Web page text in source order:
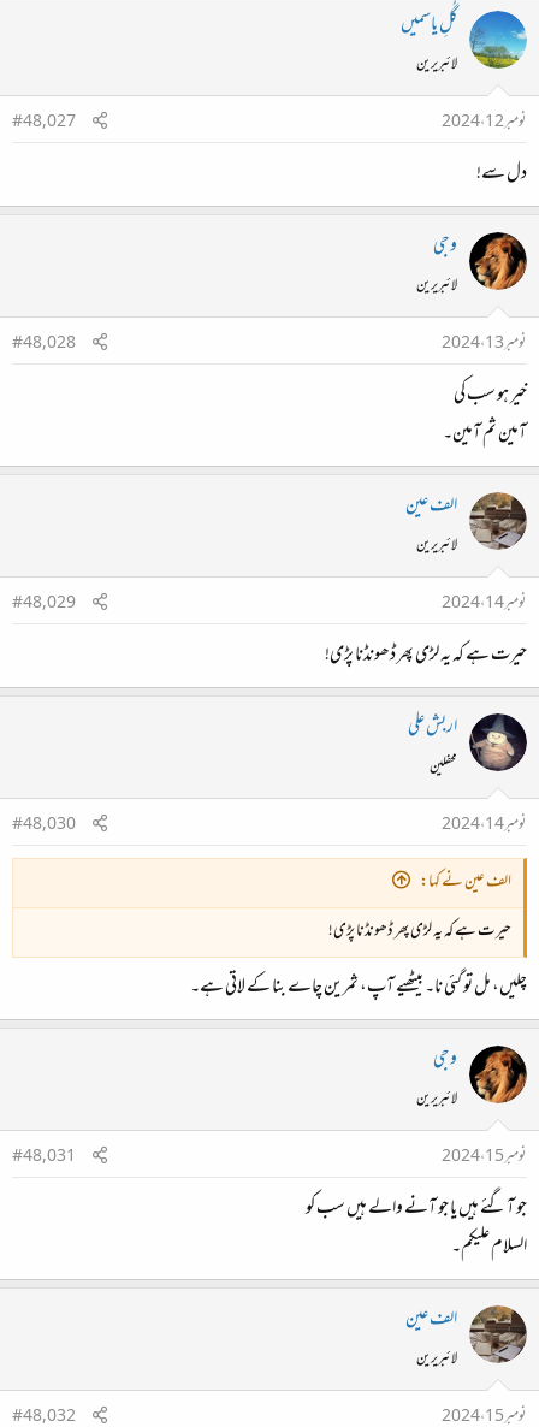
گُلِ یاسمیں
لائبریرین
نومبر 12، 2024
#48,027
دل سے!
وجی
لائبریرین
نومبر 13، 2024
#48,028
خیر ہو سب کی
آمین ثم آمین۔
الف عین
لائبریرین
نومبر 14، 2024
#48,029
حیرت ہے کہ یہ لڑی پھر ڈھونڈنا پڑی!
اربش علی
محفلین
نومبر 14، 2024
#48,030
الف عین نے کہا:
حیرت ہے کہ یہ لڑی پھر ڈھونڈنا پڑی!
چلیں، مل تو گئی نا۔ بیٹھیے آپ، ثمرین چاے بنا کے لاتی ہے۔
وجی
لائبریرین
نومبر 15، 2024
#48,031
جو آگئے ہیں یا جو آنے والے ہیں سب کو
السلام علیکم۔
الف عین
لائبریرین
نومبر 15، 2024
#48,032